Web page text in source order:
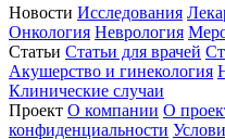
Новости Исследования
Онкология Неврология
Статьи Статьи для врачей
Акушерство и гинекология
Клинические случаи
Проект О компании О
конфиденциальности